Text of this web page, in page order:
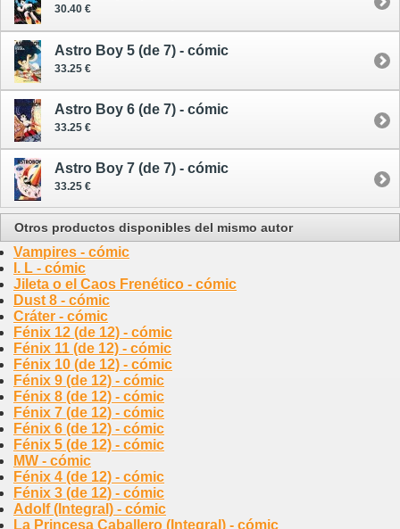
30.40 €
Astro Boy 5 (de 7) - cómic
33.25 €
Astro Boy 6 (de 7) - cómic
33.25 €
Astro Boy 7 (de 7) - cómic
33.25 €
Otros productos disponibles del mismo autor
Vampires - cómic
I. L - cómic
Jileta o el Caos Frenético - cómic
Dust 8 - cómic
Cráter - cómic
Fénix 12 (de 12) - cómic
Fénix 11 (de 12) - cómic
Fénix 10 (de 12) - cómic
Fénix 9 (de 12) - cómic
Fénix 8 (de 12) - cómic
Fénix 7 (de 12) - cómic
Fénix 6 (de 12) - cómic
Fénix 5 (de 12) - cómic
MW - cómic
Fénix 4 (de 12) - cómic
Fénix 3 (de 12) - cómic
Adolf (Integral) - cómic
La Princesa Caballero (Integral) - cómic